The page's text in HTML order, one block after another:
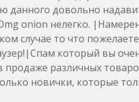
данного довольно
onion нелегко.
случае то что
который вы
продаже различных
новички, которые